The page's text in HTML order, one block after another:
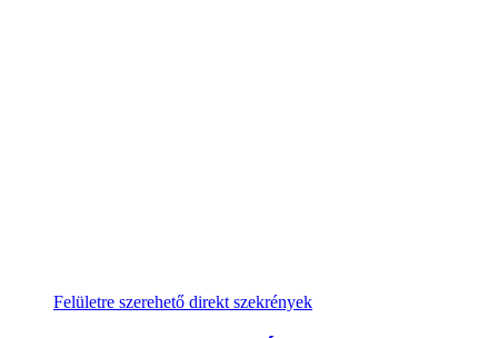
Felületre szerehető direkt szekrények